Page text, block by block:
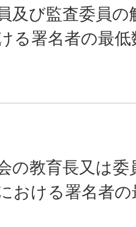
及び監査委員の
る署名者の最
の教育長又は委
おける署名者